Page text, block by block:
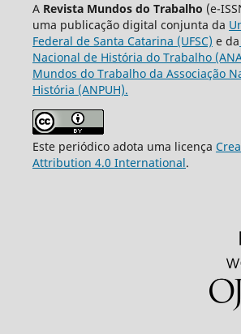
A Revista Mundos do Trabalho (e-
uma publicação digital conjunta da
Federal de Santa Catarina (UFSC) e da
Nacional de História do Trabalho
Mundos do Trabalho da Associação
História (ANPUH).
Este periódico adota uma licença
Attribution 4.0 International.